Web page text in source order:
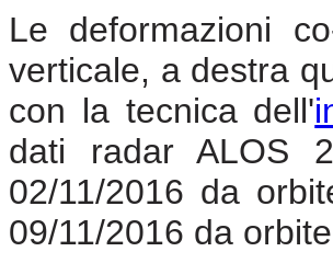
Le deformazioni
verticale, a destra
con la tecnica dell'
dati radar ALOS
02/11/2016 da
09/11/2016 da